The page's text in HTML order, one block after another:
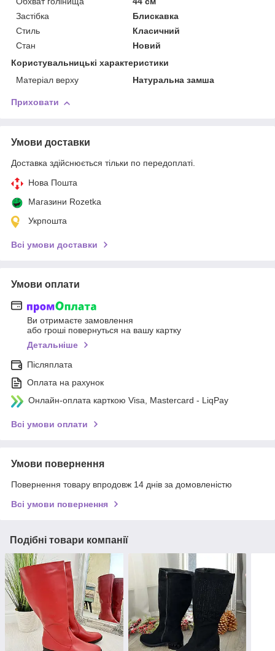
Застібка
Блискавка
Стиль
Класичний
Стан
Новий
Користувальницькі характеристики
Матеріал верху
Натуральна замша
Приховати
Умови доставки
Доставка здійснюється тільки по передоплаті.
Нова Пошта
Магазини Rozetka
Укрпошта
Всі умови доставки
Умови оплати
Ви отримаєте замовлення
або гроші повернуться на вашу картку
Детальніше
Післяплата
Оплата на рахунок
Онлайн-оплата карткою Visa, Mastercard - LiqPay
Всі умови оплати
Умови повернення
Повернення товару впродовж 14 днів за домовленістю
Всі умови повернення
Подібні товари компанії